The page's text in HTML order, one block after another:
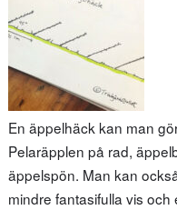
En äppelhäck kan man
Pelaräpplen på rad,
äppelspön. Man kan
mindre fantasifulla vis